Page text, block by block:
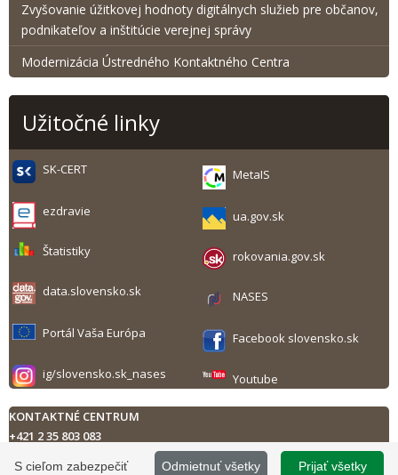
Zvyšovanie úžitkovej hodnoty digitálnych služieb pre občanov,
podnikateľov a inštitúcie verejnej správy
Modernizácia Ústredného Kontaktného Centra
Užitočné linky
SK-CERT MetaIS
ezdravie ua.gov.sk
Štatistiky rokovania.gov.sk
data.slovensko.sk NASES
Portál Vaša Európa Facebook slovensko.sk
ig/slovensko.sk_nases Youtube
KONTAKTNÉ CENTRUM
+421 2 35 803 083
Prijať všetky
Odmietnuť všetky
S cieľom zabezpečiť